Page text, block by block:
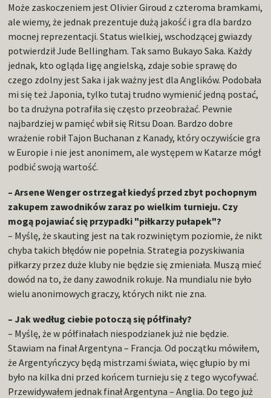
Może zaskoczeniem jest Olivier Giroud z czteroma bramkami,
ale wiemy, że jednak prezentuje dużą jakość i gra dla bardzo
mocnej reprezentacji. Status wielkiej, wschodzącej gwiazdy
potwierdził Jude Bellingham. Tak samo Bukayo Saka. Każdy
jednak, kto ogląda ligę angielską, zdaje sobie sprawę do
czego zdolny jest Saka i jak ważny jest dla Anglików. Podobała
mi się też Japonia, tylko tutaj trudno wymienić jedną postać,
bo ta drużyna potrafiła się często przeobrażać. Pewnie
najbardziej w pamięć wbił się Ritsu Doan. Bardzo dobre
wrażenie robił Tajon Buchanan z Kanady, który oczywiście gra
w Europie i nie jest anonimem, ale występem w Katarze mógł
podbić swoją wartość.
– Arsene Wenger ostrzegał kiedyś przed zbyt pochopnym
zakupem zawodników zaraz po wielkim turnieju. Czy
mogą pojawiać się przypadki "piłkarzy pułapek"?
– Myślę, że skauting jest na tak rozwiniętym poziomie, że nikt
chyba takich błędów nie popełnia. Strategia pozyskiwania
piłkarzy przez duże kluby nie będzie się zmieniała. Muszą mieć
dowód na to, że dany zawodnik rokuje. Na mundialu nie było
wielu anonimowych graczy, których nikt nie zna.
– Jak według ciebie potoczą się półfinały?
– Myślę, że w półfinałach niespodzianek już nie będzie.
Stawiam na finał Argentyna – Francja. Od początku mówiłem,
że Argentyńczycy będą mistrzami świata, więc głupio by mi
było na kilka dni przed końcem turnieju się z tego wycofywać.
Przewidywałem jednak finał Argentyna – Anglia. Do tego już